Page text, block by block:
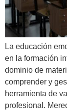
La educación
en la formación
dominio de
comprender y
herramienta de
profesional.